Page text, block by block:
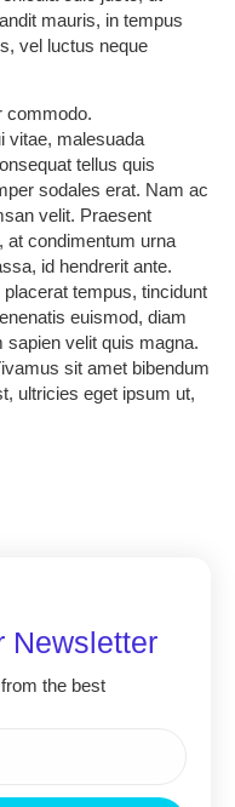
mauris, in tempus
vel luctus neque
commodo.
vitae, malesuada
tellus quis
sodales erat. Nam ac
velit. Praesent
at condimentum urna
id hendrerit ante.
tempus, tincidunt
euismod, diam
velit quis magna.
sit amet bibendum
ultricies eget ipsum ut,
Newsletter
the best